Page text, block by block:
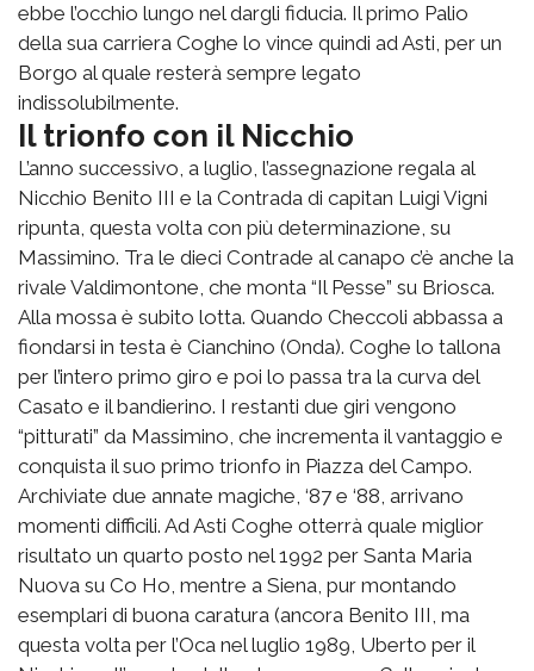
ebbe l’occhio lungo nel dargli fiducia. Il primo Palio
della sua carriera Coghe lo vince quindi ad Asti, per un
Borgo al quale resterà sempre legato
indissolubilmente.
Il trionfo con il Nicchio
L’anno successivo, a luglio, l’assegnazione regala al
Nicchio Benito III e la Contrada di capitan Luigi Vigni
ripunta, questa volta con più determinazione, su
Massimino. Tra le dieci Contrade al canapo c’è anche la
rivale Valdimontone, che monta “Il Pesse” su Briosca.
Alla mossa è subito lotta. Quando Checcoli abbassa a
fiondarsi in testa è Cianchino (Onda). Coghe lo tallona
per l’intero primo giro e poi lo passa tra la curva del
Casato e il bandierino. I restanti due giri vengono
“pitturati” da Massimino, che incrementa il vantaggio e
conquista il suo primo trionfo in Piazza del Campo.
Archiviate due annate magiche, ‘87 e ‘88, arrivano
momenti difficili. Ad Asti Coghe otterrà quale miglior
risultato un quarto posto nel 1992 per Santa Maria
Nuova su Co Ho, mentre a Siena, pur montando
esemplari di buona caratura (ancora Benito III, ma
questa volta per l’Oca nel luglio 1989, Uberto per il